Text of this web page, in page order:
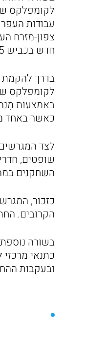
לקומפלקס
עבודות
צפון-מזרח
חדש בכביש 65".
בדרך להקמת
לקומפלקס
באמצעות
כאשר באחד מהם יהיה יציע
שופטים,
השחקנים
כזכור,
הקרובים.
בשורה
כתנאי
ובעקבות